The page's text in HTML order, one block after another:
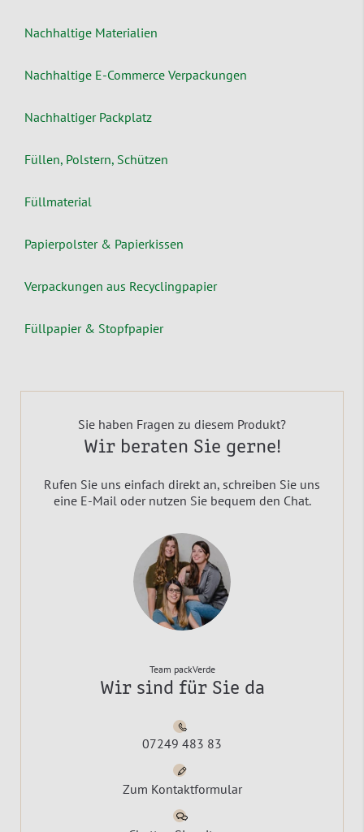
Nachhaltige Materialien
Nachhaltige E-Commerce Verpackungen
Nachhaltiger Packplatz
Füllen, Polstern, Schützen
Füllmaterial
Papierpolster & Papierkissen
Verpackungen aus Recyclingpapier
Füllpapier & Stopfpapier
Sie haben Fragen zu diesem Produkt?
Wir beraten Sie gerne!
Rufen Sie uns einfach direkt an, schreiben Sie uns
eine E-Mail oder nutzen Sie bequem den Chat.
Team packVerde
Wir sind für Sie da
07249 483 83
Zum Kontaktformular